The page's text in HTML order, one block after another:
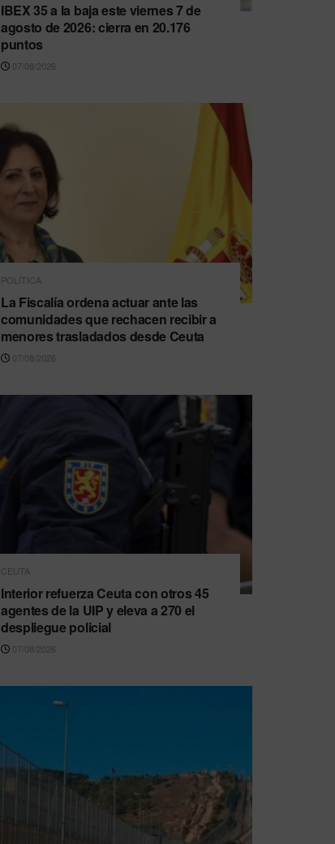
IBEX 35 a la baja este viernes 7 de
agosto de 2026: cierra en 20.176
puntos
07/08/2026
POLÍTICA
La Fiscalía ordena actuar ante las
comunidades que rechacen recibir a
menores trasladados desde Ceuta
07/08/2026
CEUTA
Interior refuerza Ceuta con otros 45
agentes de la UIP y eleva a 270 el
despliegue policial
07/08/2026